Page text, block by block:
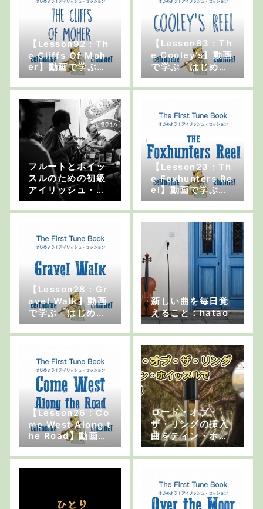
【Lesson92 : Th
e Cliffs Of Moh
er】動画で学ぶ
「はじめよう！ア
イリッシュ・セッ
ション」
【Lesson83 : Th
e Cooley’s】動画
で学ぶ「はじめよ
う！アイリッシ
ュ・セッション」
フルートとホイッ
スルのための初級
アイリッシュ・ト
ラッド・チューン
【Lesson23 : Th
e Foxhunters Re
el】動画で学ぶ
「はじめよう！ア
イリッシュ・セッ
ション」
【Lesson28 : Gr
avel Walk】動画
で学ぶ「はじめよ
う！アイリッシ
ュ・セッション」
新しい曲を毎日覚
えること：hatao
【Lesson26 : Co
me West Along t
he Road】動画で
学ぶ「はじめよ
う！アイリッシ
ュ・セッション」
ロード・オブ・
ザ・リングの挿入
曲をティン・ホイ
ッスルで吹こう